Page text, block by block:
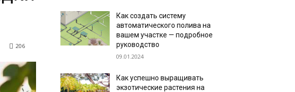
206
Как создать систему
автоматического полива на
вашем участке — подробное
руководство
09.01.2024
Как успешно выращивать
экзотические растения на